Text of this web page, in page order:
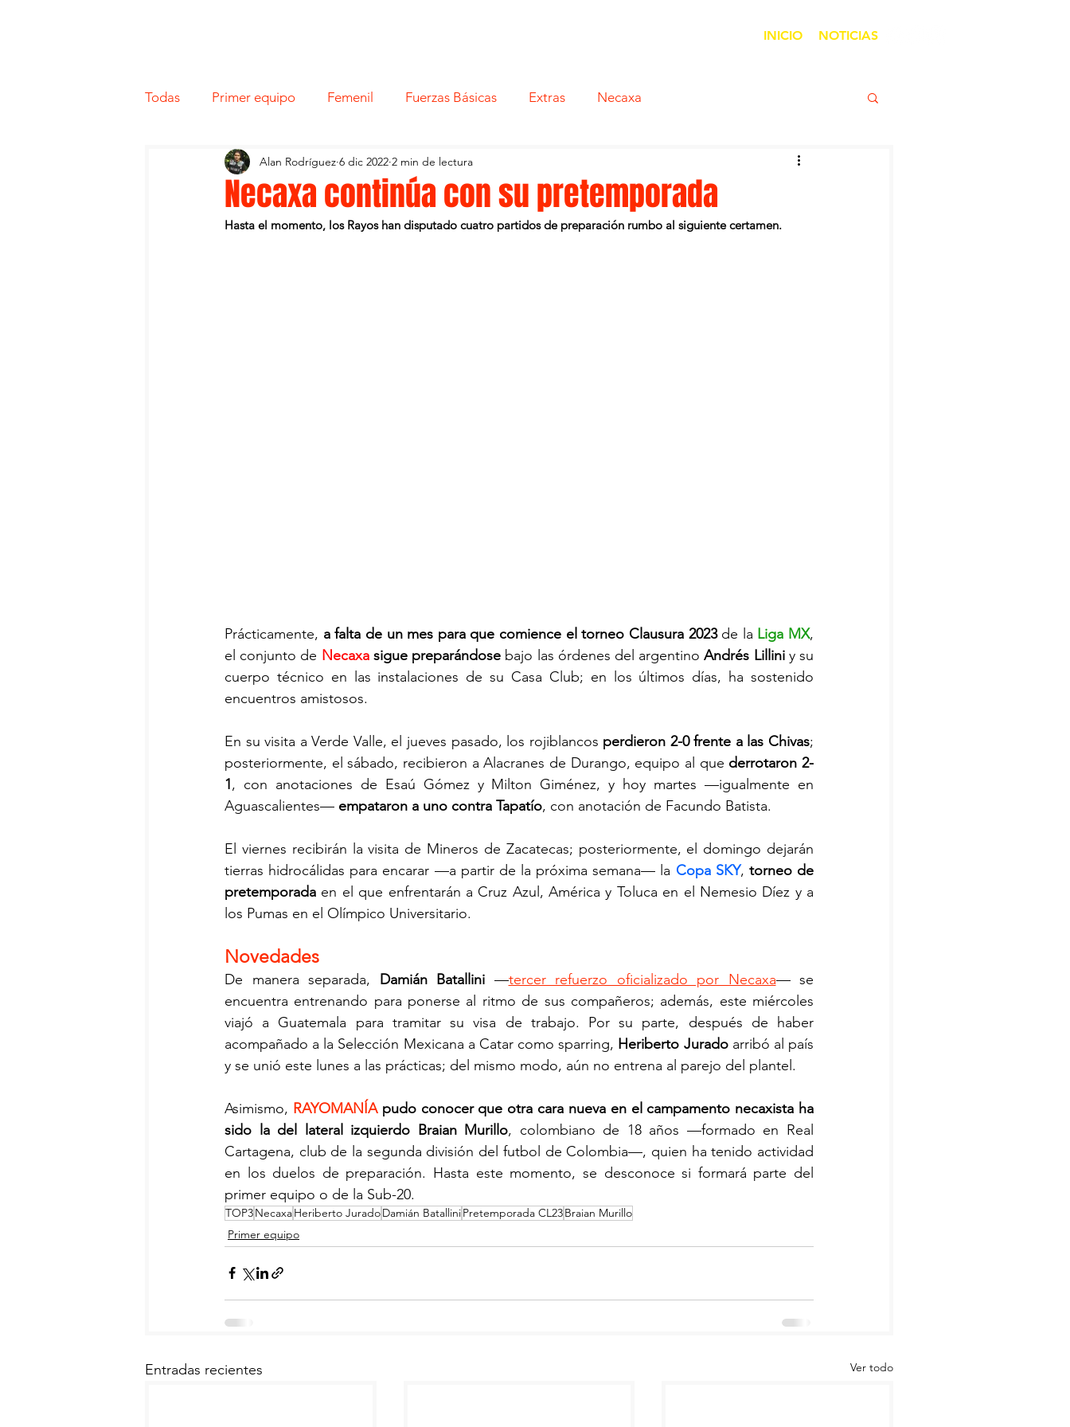
INICIO NOTICIAS
Todas Primer equipo Femenil Fuerzas Básicas Extras Necaxa
Necaxa continúa con su pretemporada
Alan Rodríguez 6 dic 2022 2 min de lectura
Hasta el momento, los Rayos han disputado cuatro partidos de preparación rumbo al siguiente certamen.
Prácticamente, a falta de un mes para que comience el torneo Clausura 2023 de la Liga MX,
el conjunto de Necaxa sigue preparándose bajo las órdenes del argentino Andrés Lillini y su
cuerpo técnico en las instalaciones de su Casa Club; en los últimos días, ha sostenido
encuentros amistosos.
En su visita a Verde Valle, el jueves pasado, los rojiblancos perdieron 2-0 frente a las Chivas;
posteriormente, el sábado, recibieron a Alacranes de Durango, equipo al que derrotaron 2-
1, con anotaciones de Esaú Gómez y Milton Giménez, y hoy martes —igualmente en
Aguascalientes— empataron a uno contra Tapatío, con anotación de Facundo Batista.
El viernes recibirán la visita de Mineros de Zacatecas; posteriormente, el domingo dejarán
tierras hidrocálidas para encarar —a partir de la próxima semana— la Copa SKY, torneo de
pretemporada en el que enfrentarán a Cruz Azul, América y Toluca en el Nemesio Díez y a
los Pumas en el Olímpico Universitario.
Novedades
De manera separada, Damián Batallini —tercer refuerzo oficializado por Necaxa— se
encuentra entrenando para ponerse al ritmo de sus compañeros; además, este miércoles
viajó a Guatemala para tramitar su visa de trabajo. Por su parte, después de haber
acompañado a la Selección Mexicana a Catar como sparring, Heriberto Jurado arribó al país
y se unió este lunes a las prácticas; del mismo modo, aún no entrena al parejo del plantel.
Asimismo, RAYOMANÍA pudo conocer que otra cara nueva en el campamento necaxista ha
sido la del lateral izquierdo Braian Murillo, colombiano de 18 años —formado en Real
Cartagena, club de la segunda división del futbol de Colombia—, quien ha tenido actividad
en los duelos de preparación. Hasta este momento, se desconoce si formará parte del
primer equipo o de la Sub-20.
TOP3NecaxaHeriberto JuradoDamián BatalliniPretemporada CL23Braian Murillo
Primer equipo
Entradas recientes Ver todo